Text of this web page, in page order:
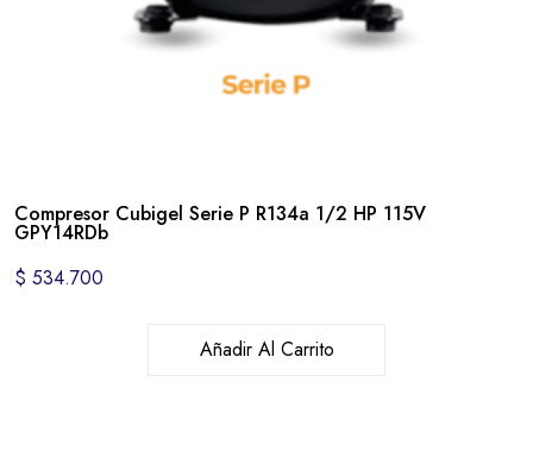
Compresor Cubigel Serie P R134a 1/2 HP 115V
GPY14RDb
$ 534.700
Añadir Al Carrito